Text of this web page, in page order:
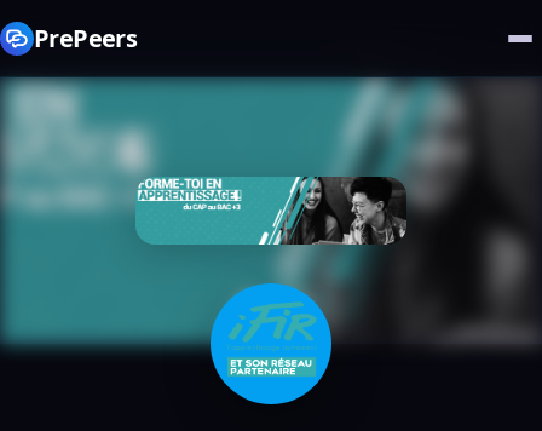
PrePeers